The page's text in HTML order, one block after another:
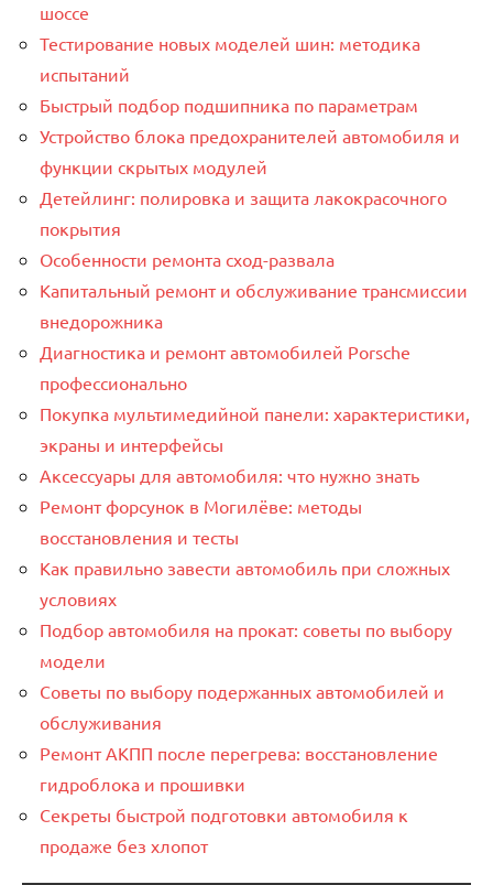
шоссе
Тестирование новых моделей шин: методика
испытаний
Быстрый подбор подшипника по параметрам
Устройство блока предохранителей автомобиля и
функции скрытых модулей
Детейлинг: полировка и защита лакокрасочного
покрытия
Особенности ремонта сход-развала
Капитальный ремонт и обслуживание трансмиссии
внедорожника
Диагностика и ремонт автомобилей Porsche
профессионально
Покупка мультимедийной панели: характеристики,
экраны и интерфейсы
Аксессуары для автомобиля: что нужно знать
Ремонт форсунок в Могилёве: методы
восстановления и тесты
Как правильно завести автомобиль при сложных
условиях
Подбор автомобиля на прокат: советы по выбору
модели
Советы по выбору подержанных автомобилей и
обслуживания
Ремонт АКПП после перегрева: восстановление
гидроблока и прошивки
Секреты быстрой подготовки автомобиля к
продаже без хлопот